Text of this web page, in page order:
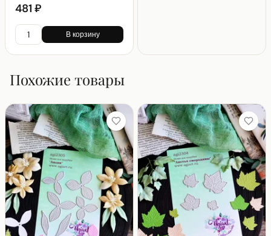
481 ₽
В корзину
Похожие товары